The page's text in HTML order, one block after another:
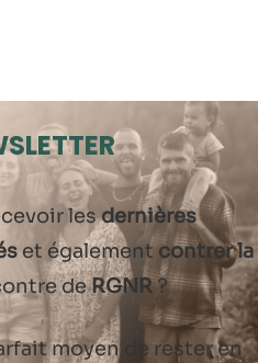
lesdernières
et également contrer la
deRGNR?
moyen de rester en